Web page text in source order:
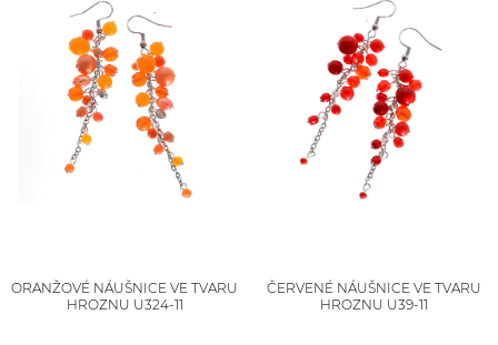
ORANŽOVÉ NÁUŠNICE VE TVARU
HROZNU U324-11
ČERVENÉ NÁUŠNICE VE TVARU
HROZNU U39-11